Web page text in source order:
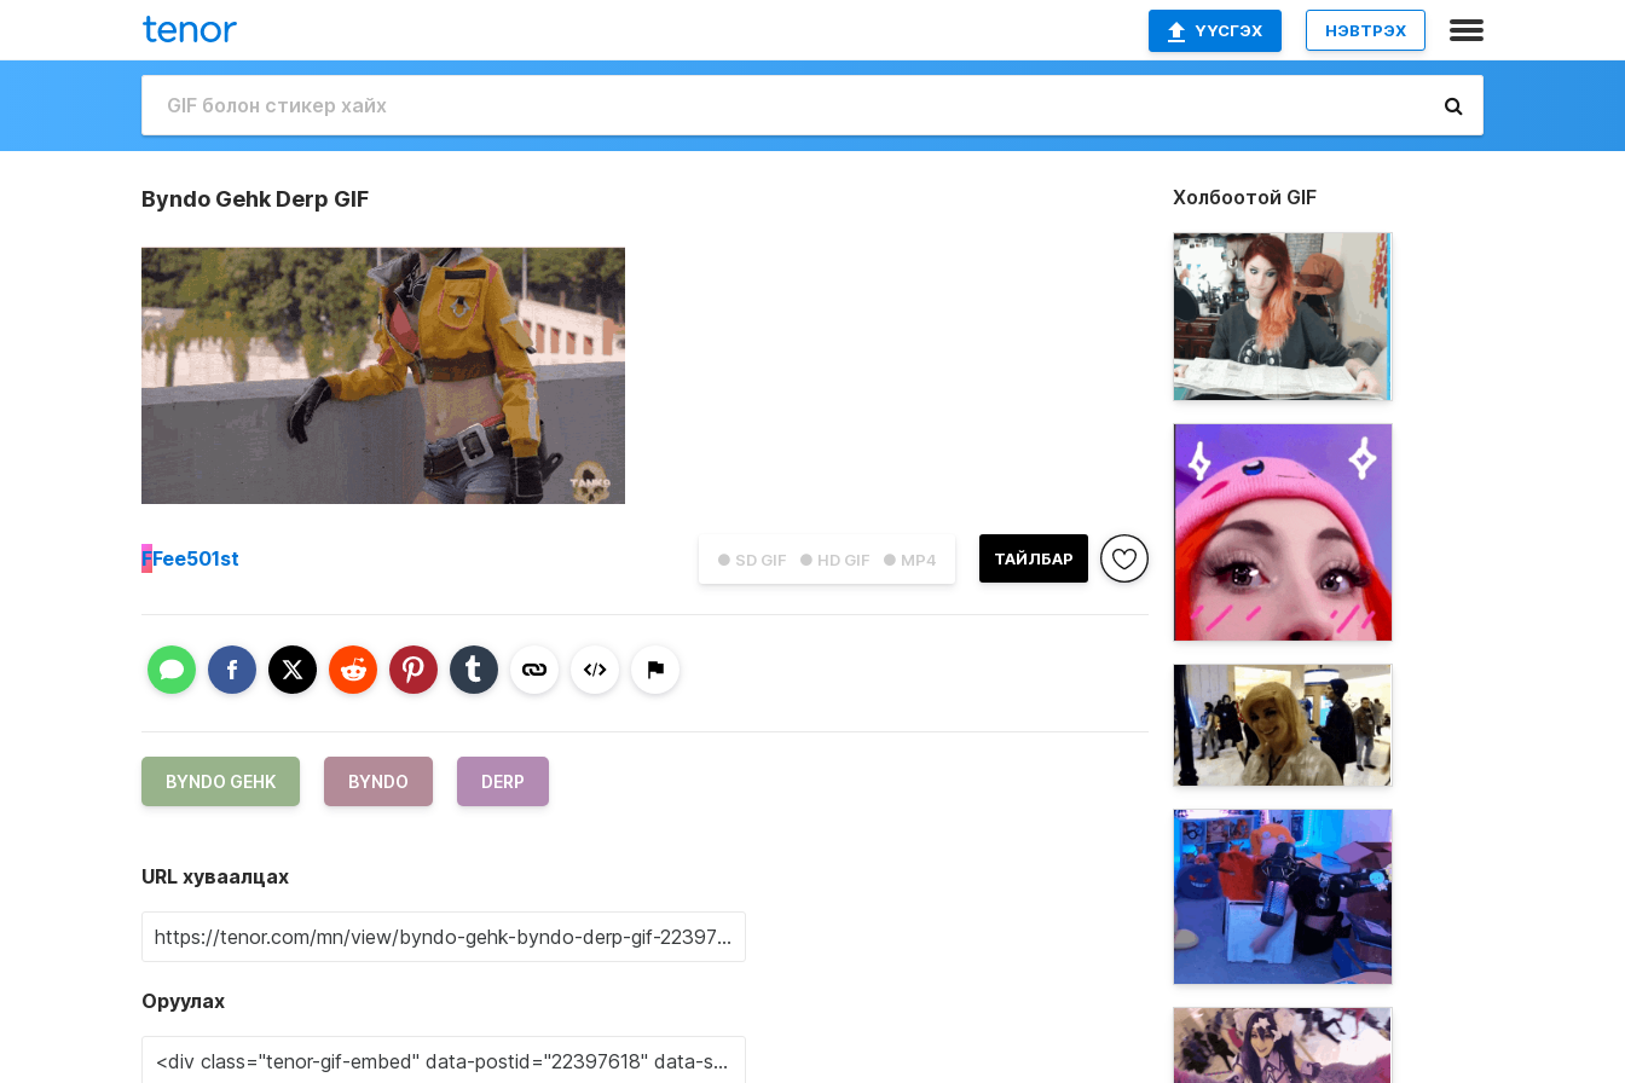
ҮҮСГЭХ НЭВТРЭХ
Byndo Gehk Derp GIF
● SD GIF ● HD GIF ● MP4 ТАЙЛБАР
FFee501st
BYNDO GEHK BYNDO DERP
URL хуваалцах
Оруулах
Холбоотой GIF